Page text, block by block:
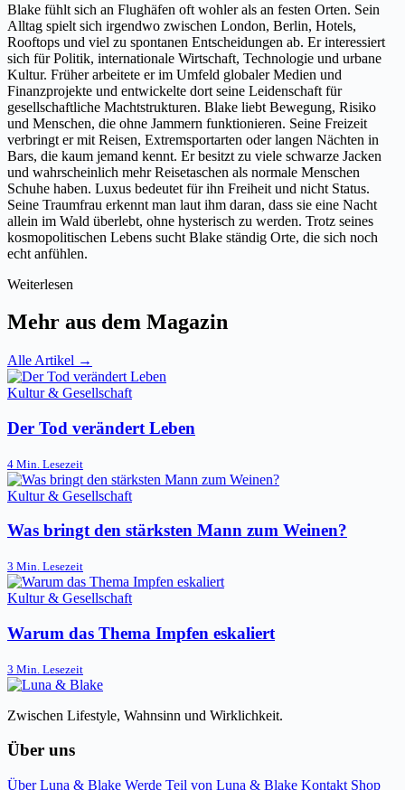
Blake fühlt sich an Flughäfen oft wohler als an festen Orten. Sein
Alltag spielt sich irgendwo zwischen London, Berlin, Hotels,
Rooftops und viel zu spontanen Entscheidungen ab. Er interessiert
sich für Politik, internationale Wirtschaft, Technologie und urbane
Kultur. Früher arbeitete er im Umfeld globaler Medien und
Finanzprojekte und entwickelte dort seine Leidenschaft für
gesellschaftliche Machtstrukturen. Blake liebt Bewegung, Risiko
und Menschen, die ohne Jammern funktionieren. Seine Freizeit
verbringt er mit Reisen, Extremsportarten oder langen Nächten in
Bars, die kaum jemand kennt. Er besitzt zu viele schwarze Jacken
und wahrscheinlich mehr Reisetaschen als normale Menschen
Schuhe haben. Luxus bedeutet für ihn Freiheit und nicht Status.
Seine Traumfrau erkennt man laut ihm daran, dass sie eine Nacht
allein im Wald überlebt, ohne hysterisch zu werden. Trotz seines
kosmopolitischen Lebens sucht Blake ständig Orte, die sich noch
echt anfühlen.
Weiterlesen
Mehr aus dem Magazin
Alle Artikel →
Kultur & Gesellschaft
Der Tod verändert Leben
4 Min. Lesezeit
Kultur & Gesellschaft
Was bringt den stärksten Mann zum Weinen?
3 Min. Lesezeit
Kultur & Gesellschaft
Warum das Thema Impfen eskaliert
3 Min. Lesezeit
Zwischen Lifestyle, Wahnsinn und Wirklichkeit.
Über uns
Über Luna & Blake Werde Teil von Luna & Blake Kontakt Shop